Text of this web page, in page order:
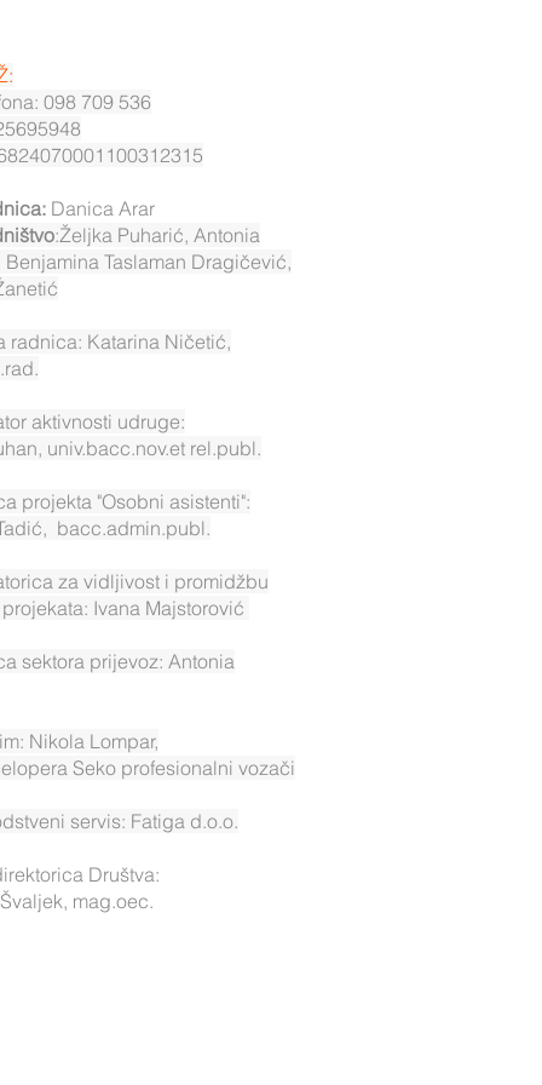
098 709 536
Danica Arar
:Željka Puharić, Antonia
Taslaman Dragičević,
radnica: Katarina Ničetić,
aktivnosti udruge:
univ.bacc.nov.et rel.publ.
projekta "Osobni asistenti":
bacc.admin.publ.
za vidljivost i promidžbu
Ivana Majstorović
sektora prijevoz: Antonia
Nikola Lompar,
Seko profesionalni vozači
servis: Fatiga d.o.o.
Društva:
mag.oec.